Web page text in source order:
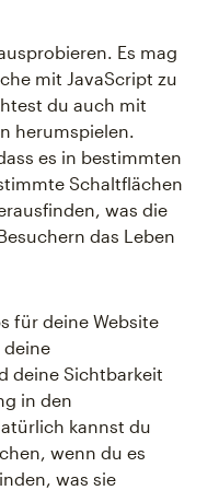
Es mag
mit JavaScript zu
du auch mit
herumspielen.
es in bestimmten
Schaltflächen
was die
das Leben
für deine Website
deine Sichtbarkeit
in den
kannst du
wenn du es
was sie